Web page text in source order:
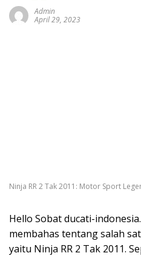
Admin
April 29, 2023
Ninja RR 2 Tak 2011: Motor Sport
Hello Sobat ducati-
membahas tentang salah
yaitu Ninja RR 2 Tak 2011.